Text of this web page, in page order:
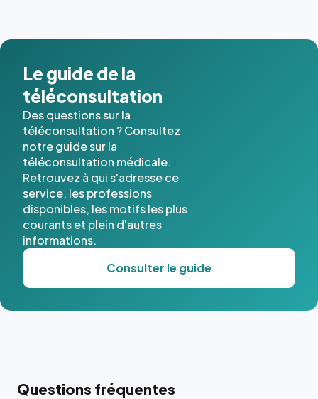
cas. #}
Le guide de la
téléconsultation
Des questions sur la
téléconsultation ? Consultez
notre guide sur la
téléconsultation médicale.
Retrouvez à qui s'adresse ce
service, les professions
disponibles, les motifs les plus
courants et plein d'autres
informations.
Consulter le guide
Questions fréquentes